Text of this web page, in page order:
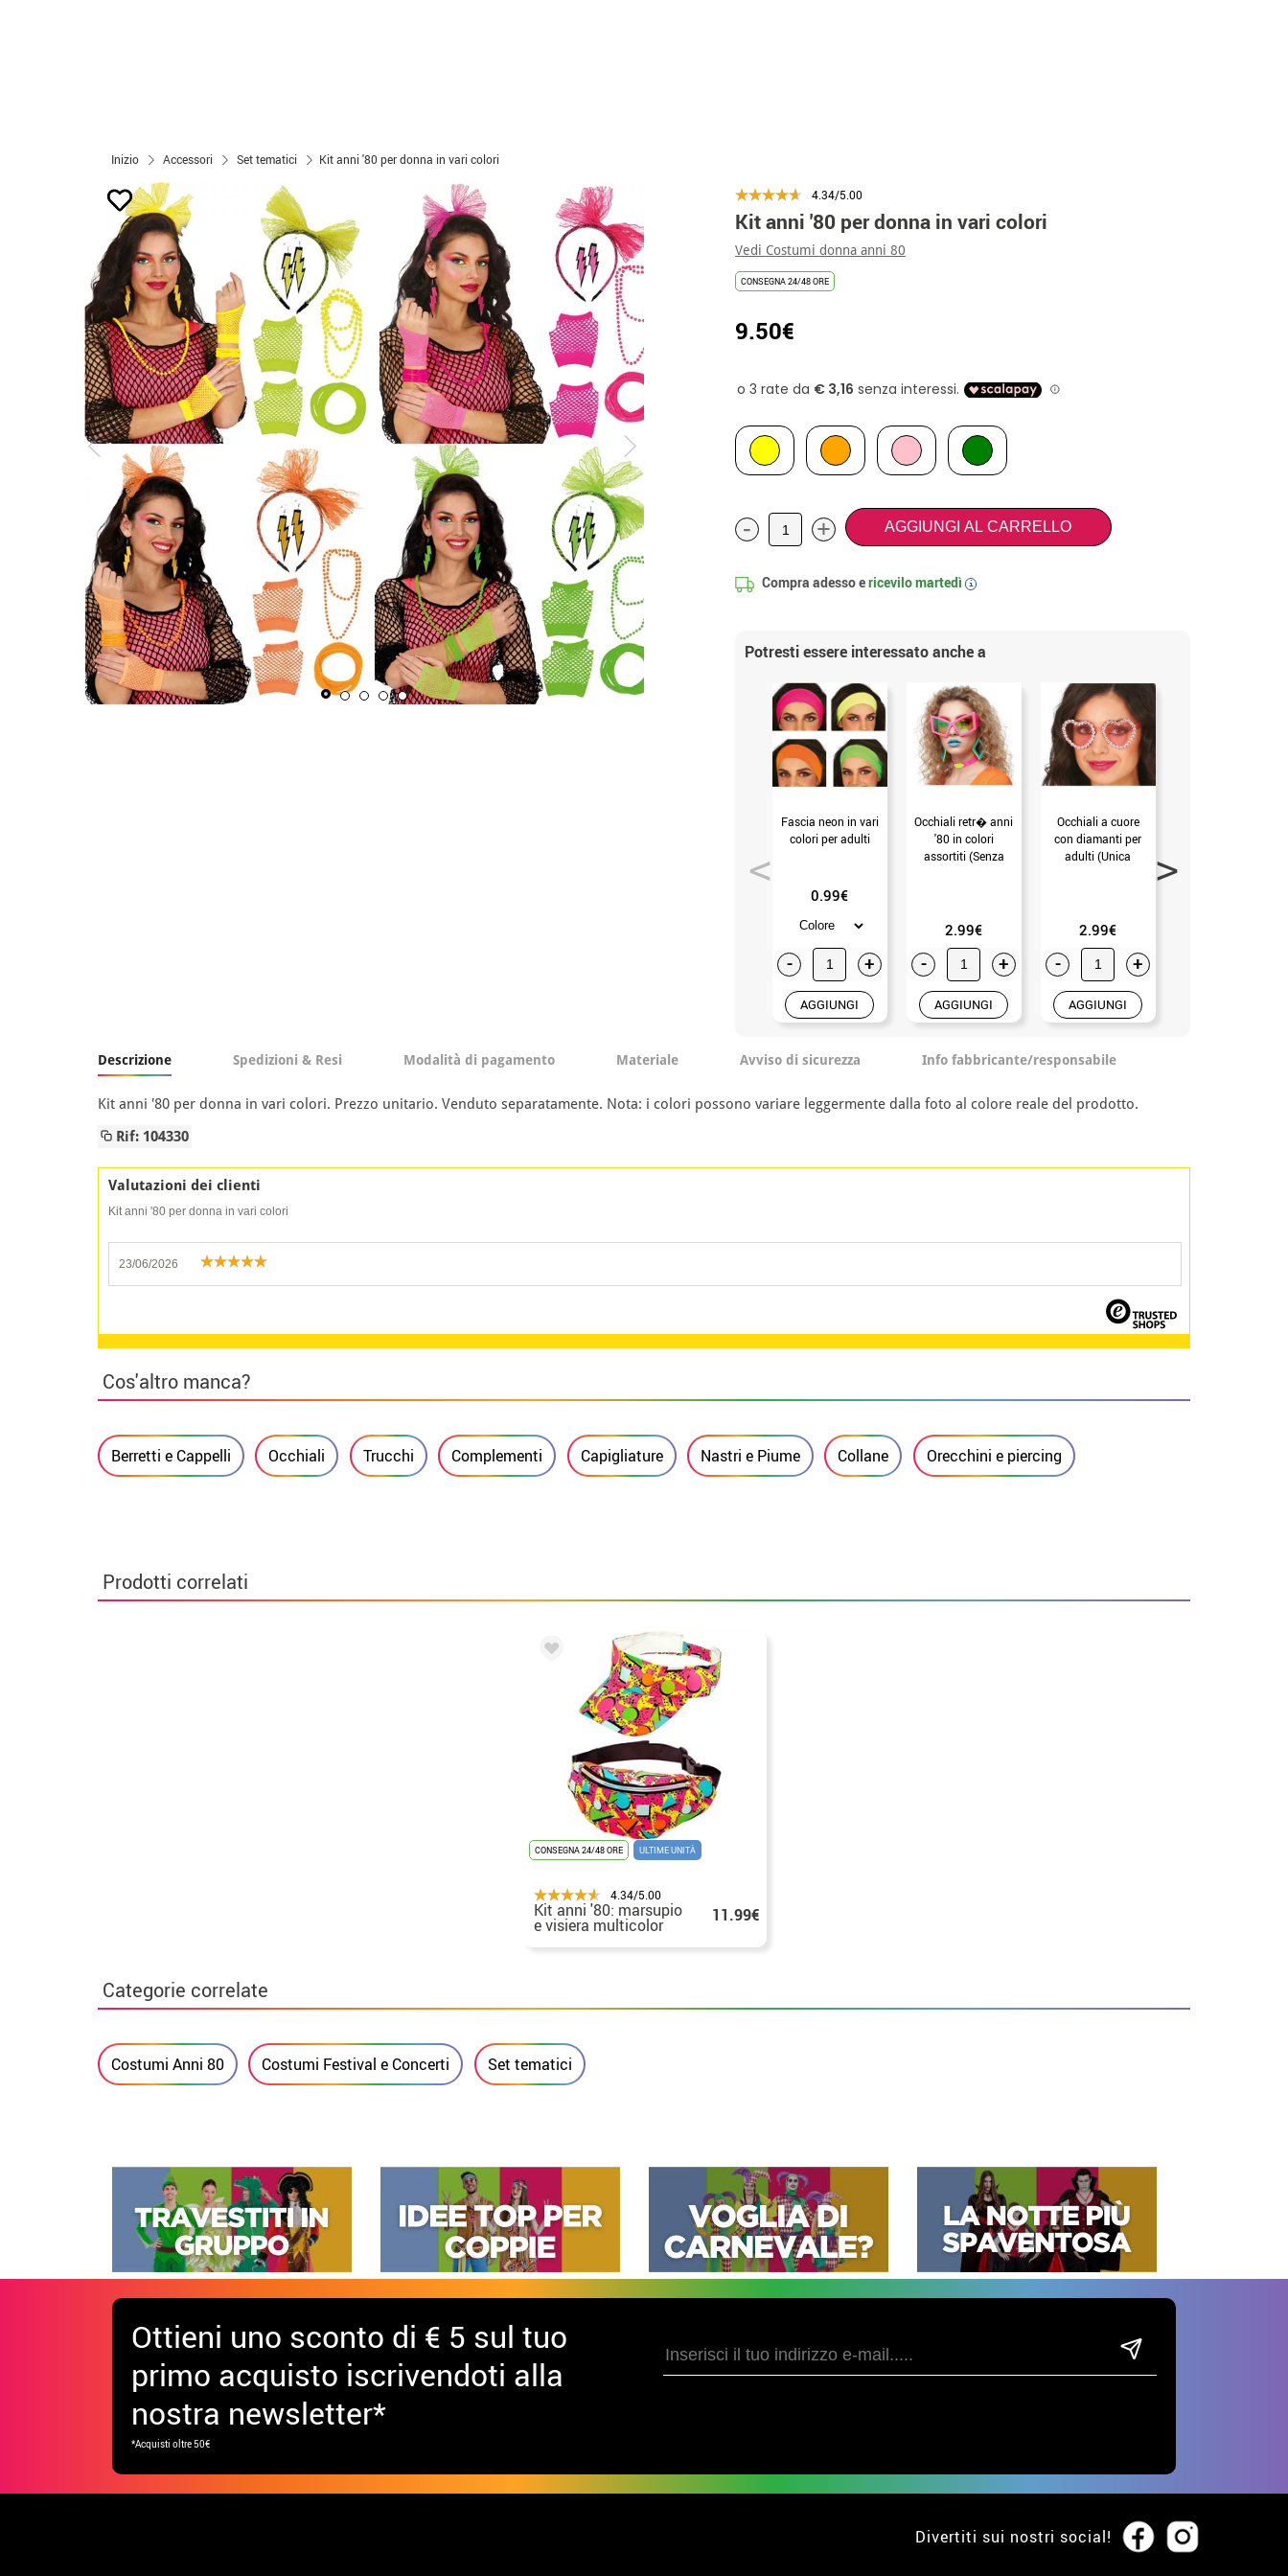
Inizio Accessori Set tematici Kit anni '80 per donna in vari colori
4.34/5.00
Kit anni '80 per donna in vari colori
Vedi Costumi donna anni 80
CONSEGNA 24/48 ORE
9.50€
- + AGGIUNGI AL CARRELLO
Compra adesso ericevilomartedì i
Potresti essere interessato anche a
Fascia neon in vari
colori per adulti
0.99€
- +
AGGIUNGI
Occhiali retr� anni
'80 in colori
assortiti (Senza
2.99€
- +
AGGIUNGI
Occhiali a cuore
con diamanti per
adulti (Unica
2.99€
- +
AGGIUNGI
Descrizione Spedizioni & Resi Modalità di pagamento Materiale Avviso di sicurezza Info fabbricante/responsabile
Kit anni '80 per donna in vari colori. Prezzo unitario. Venduto separatamente. Nota: i colori possono variare leggermente dalla foto al colore reale del prodotto.
Rif: 104330
Valutazioni dei clienti
Kit anni '80 per donna in vari colori
23/06/2026
Cos'altro manca?
Berretti e Cappelli Occhiali Trucchi Complementi Capigliature Nastri e Piume Collane Orecchini e piercing
Prodotti correlati
CONSEGNA 24/48 ORE ULTIME UNITÀ
4.34/5.00
Kit anni '80: marsupio
e visiera multicolor 11.99€
Categorie correlate
Costumi Anni 80 Costumi Festival e Concerti Set tematici
Ottieni uno sconto di € 5 sul tuo
primo acquisto iscrivendoti alla
nostra newsletter*
*Acquisti oltre 50€
Divertiti sui nostri social!